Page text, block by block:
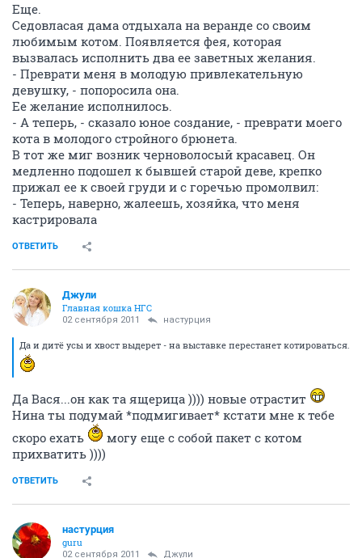
Еще.
Седовласая дама отдыхала на веранде со своим
любимым котом. Появляется фея, которая
вызвалась исполнить два ее заветных желания.
- Преврати меня в молодую привлекательную
девушку, - попоросила она.
Ее желание исполнилось.
- А теперь, - сказало юное создание, - преврати моего
кота в молодого стройного брюнета.
В тот же миг возник черноволосый красавец. Он
медленно подошел к бывшей старой деве, крепко
прижал ее к своей груди и с горечью промолвил:
- Теперь, наверно, жалеешь, хозяйка, что меня
кастрировала
ОТВЕТИТЬ
Джули
Главная кошка НГС
02 сентября 2011 настурция
Да и дитё усы и хвост выдерет - на выставке перестанет котироваться.
Да Вася...он как та ящерица )))) новые отрастит
Нина ты подумай *подмигивает* кстати мне к тебе
скоро ехать
могу еще с собой пакет с котом
прихватить ))))
ОТВЕТИТЬ
настурция
guru
02 сентября 2011 Джули